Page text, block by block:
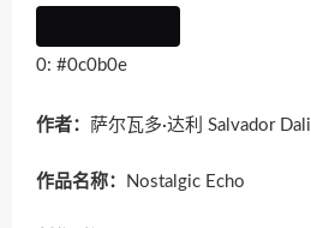
0: #0c0b0e
作者： 萨尔瓦多·达利 Salvador Dali
作品名称： Nostalgic Echo